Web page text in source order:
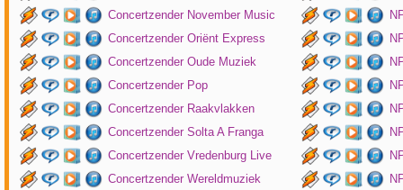
Concertzender November Music
Concertzender Oriënt Express
Concertzender Oude Muziek
Concertzender Pop
Concertzender Raakvlakken
Concertzender Solta A Franga
Concertzender Vredenburg Live
Concertzender Wereldmuziek